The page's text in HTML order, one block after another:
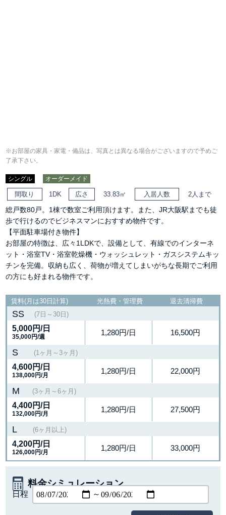
※お部屋の家具・家電・備品は、写真とは異なる場合がございますので予めご
了承下さい。
シングル オーダーメイド
間取り 1DK 広さ 33.83㎡ 入居人数 2人まで
総戸数80戸。1棟で数室ご利用頂けます。また、JR大阪駅までも徒
歩で行けるのでビジネスマンにおすすめ物件です。
【平面駐車場付き物件】
お部屋の特徴は、広々1LDKで、設備として、有線でのインターネ
ット・浴室TV・浴室乾燥機・ウォッシュレット・ガスシステムキッ
チンを完備。収納も広く、荷物が増えてしまいがちな長期でご利用
の方にも好まれる物件です。
賃料(月は30日計算) 光熱費・管理費 退去清掃費
SS (7日～30日)
5,000円/日
35,000円/週 1,280円/日 16,500円
S (1ヶ月～3ヶ月)
4,600円/日
138,000円/月 1,280円/日 22,000円
M (3ヶ月～6ヶ月)
4,400円/日
132,000円/月 1,280円/日 27,500円
L (6ヶ月以上)
4,200円/日
126,000円/月 1,280円/日 33,000円
料金シミュレーション
日程 ～